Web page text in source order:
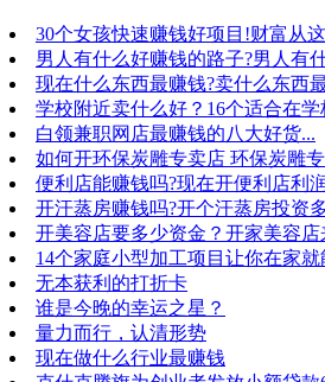
30个女孩快速赚钱好项目!财富从
男人有什么好赚钱的路子?男人有
现在什么东西最赚钱?卖什么东西
学校附近卖什么好？16个适合在学
白领兼职网店最赚钱的八大好货...
如何开环保炭雕专卖店 环保炭雕
便利店能赚钱吗?现在开便利店利
开汗蒸房赚钱吗?开个汗蒸房投资
开美容店要多少资金？开家美容店
14个家庭小型加工项目让你在家就
无本获利的打折卡
谁是今晚的幸运之星？
量力而行，认清形势
现在做什么行业最赚钱